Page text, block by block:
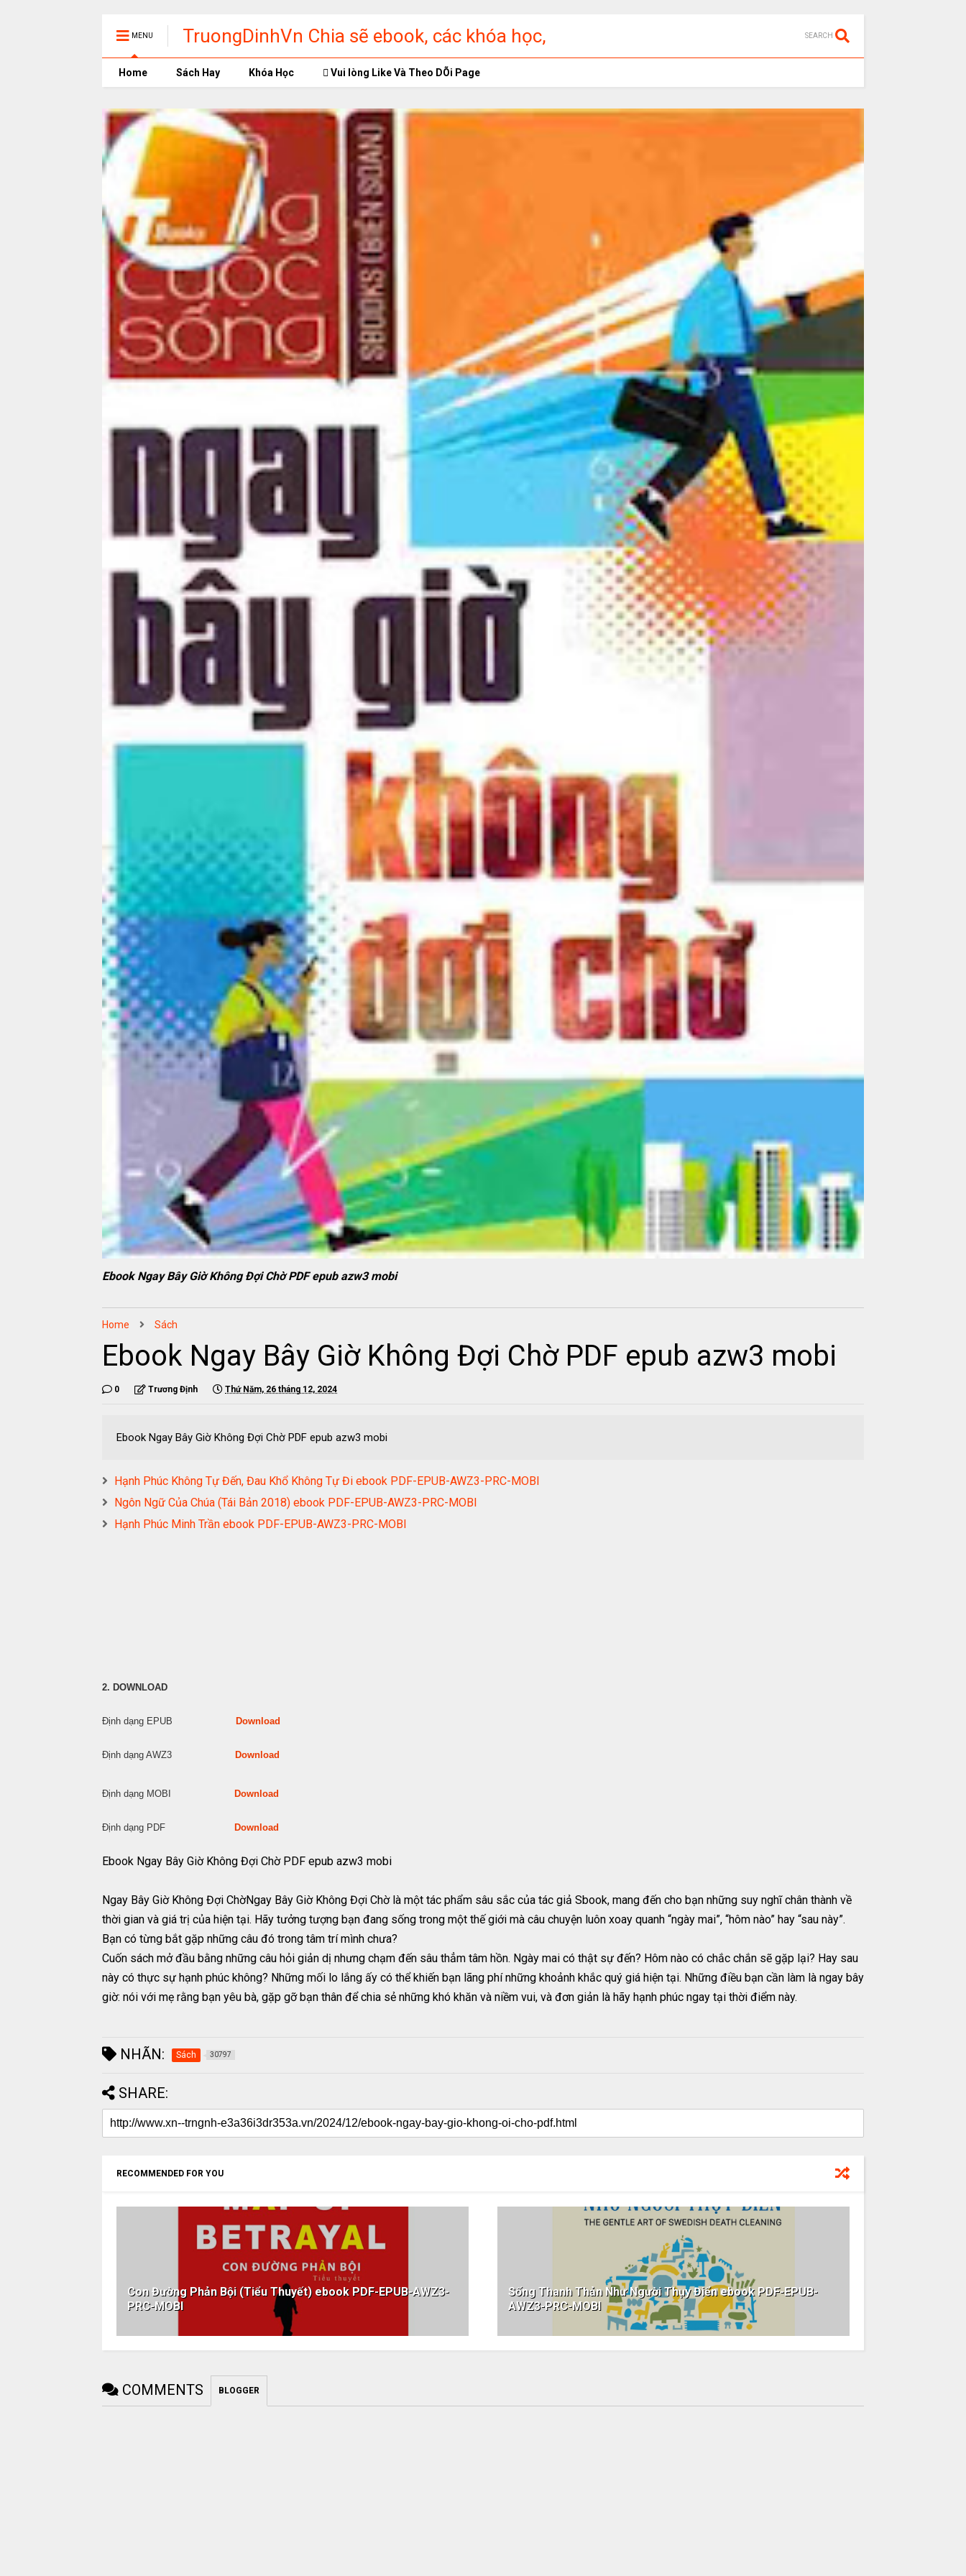
MENU
TruongDinhVn Chia sẽ ebook, các khóa học,
phần mềm học tập miễn phí
SEARCH
Home Sách Hay Khóa Học Vui lòng Like Và Theo DÕi Page
Ebook Ngay Bây Giờ Không Đợi Chờ PDF epub azw3 mobi
Home Sách
Ebook Ngay Bây Giờ Không Đợi Chờ PDF epub azw3 mobi
0 Trương Định Thứ Năm, 26 tháng 12, 2024
Ebook Ngay Bây Giờ Không Đợi Chờ PDF epub azw3 mobi
Hạnh Phúc Không Tự Đến, Đau Khổ Không Tự Đi ebook PDF-EPUB-AWZ3-PRC-MOBI
Ngôn Ngữ Của Chúa (Tái Bản 2018) ebook PDF-EPUB-AWZ3-PRC-MOBI
Hạnh Phúc Minh Trần ebook PDF-EPUB-AWZ3-PRC-MOBI
2. DOWNLOAD
Định dạng EPUB Download
Định dạng AWZ3 Download
Định dạng MOBI Download
Định dạng PDF Download
Ebook Ngay Bây Giờ Không Đợi Chờ PDF epub azw3 mobi
Ngay Bây Giờ Không Đợi ChờNgay Bây Giờ Không Đợi Chờ là một tác phẩm sâu sắc của tác giả Sbook, mang đến cho bạn những suy nghĩ chân thành về
thời gian và giá trị của hiện tại. Hãy tưởng tượng bạn đang sống trong một thế giới mà câu chuyện luôn xoay quanh “ngày mai”, “hôm nào” hay “sau này”.
Bạn có từng bắt gặp những câu đó trong tâm trí mình chưa?
Cuốn sách mở đầu bằng những câu hỏi giản dị nhưng chạm đến sâu thẳm tâm hồn. Ngày mai có thật sự đến? Hôm nào có chắc chắn sẽ gặp lại? Hay sau
này có thực sự hạnh phúc không? Những mối lo lắng ấy có thể khiến bạn lãng phí những khoảnh khắc quý giá hiện tại. Những điều bạn cần làm là ngay bây
giờ: nói với mẹ rằng bạn yêu bà, gặp gỡ bạn thân để chia sẻ những khó khăn và niềm vui, và đơn giản là hãy hạnh phúc ngay tại thời điểm này.
NHÃN: Sách 30797
SHARE:
RECOMMENDED FOR YOU
Con Đường Phản Bội (Tiểu Thuyết) ebook PDF-EPUB-AWZ3-
PRC-MOBI
Sống Thanh Thản Như Người Thụy Điển ebook PDF-EPUB-
AWZ3-PRC-MOBI
COMMENTS BLOGGER